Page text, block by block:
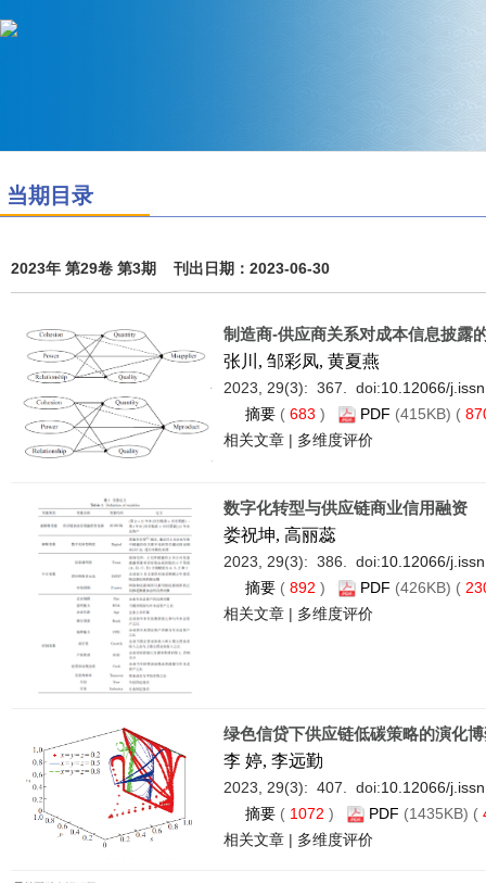
当期目录
2023年 第29卷 第3期 刊出日期：2023-06-30
制造商-供应商关系对成本信息披露
张川, 邹彩凤, 黄夏燕
2023, 29(3): 367. doi:10.12066/
摘要( 683 ) PDF (415KB) (
相关文章| 多维度评价
数字化转型与供应链商业信用融资
娄祝坤, 高丽蕊
2023, 29(3): 386. doi:10.12066/
摘要( 892 ) PDF (426KB) (
相关文章| 多维度评价
绿色信贷下供应链低碳策略的演化
李 婷, 李远勤
2023, 29(3): 407. doi:10.12066/
摘要( 1072 ) PDF (1435KB) (
相关文章| 多维度评价